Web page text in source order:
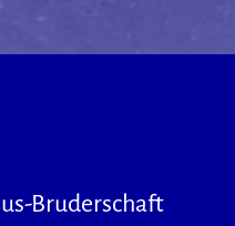
Bruderschaft